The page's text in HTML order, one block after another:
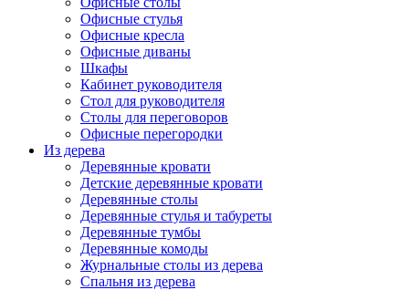
Офисные стулья
Офисные кресла
Офисные диваны
Шкафы
Кабинет руководителя
Стол для руководителя
Столы для переговоров
Офисные перегородки
Из дерева
Деревянные кровати
Детские деревянные кровати
Деревянные столы
Деревянные стулья и табуреты
Деревянные тумбы
Деревянные комоды
Журнальные столы из дерева
Спальня из дерева